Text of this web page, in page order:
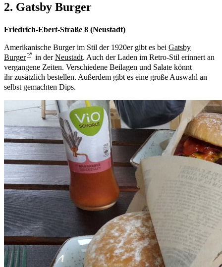
2. Gatsby Burger
Friedrich-Ebert-Straße 8 (Neustadt)
Amerikanische Burger im Stil der 1920er gibt es bei Gatsby
Burger
in derNeustadt. Auch der Laden im Retro-Stil erinnert an
vergangene Zeiten. Verschiedene Beilagen und Salate könnt
ihr zusätzlich bestellen. Außerdem gibt es eine große Auswahl an
selbst gemachten Dips.